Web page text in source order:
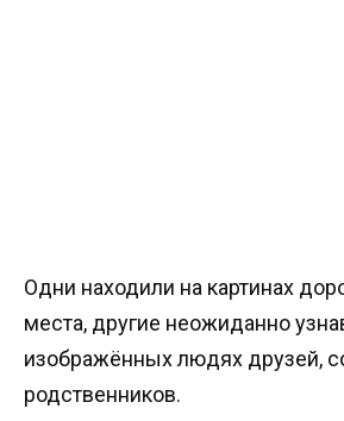
Одни находили на картинах
места, другие неожиданно
изображённых людях друзей,
родственников.